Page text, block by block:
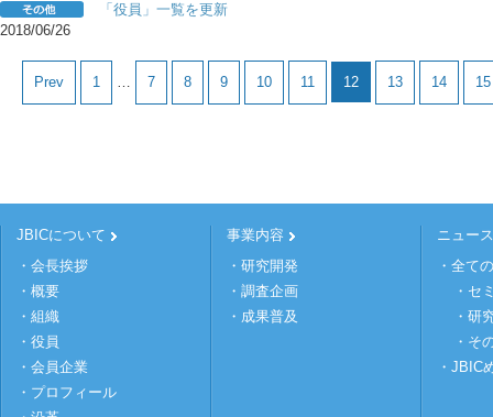
2018/06/26
「役員」一覧を更新
Prev 1 … 7 8 9 10 11 12 13 14 15
JBICについて
・会長挨拶
・概要
・組織
・役員
・会員企業
・プロフィール
事業内容
・研究開発
・調査企画
・成果普及
ニュース
・全て
・セ
・研
・そ
・JBIC